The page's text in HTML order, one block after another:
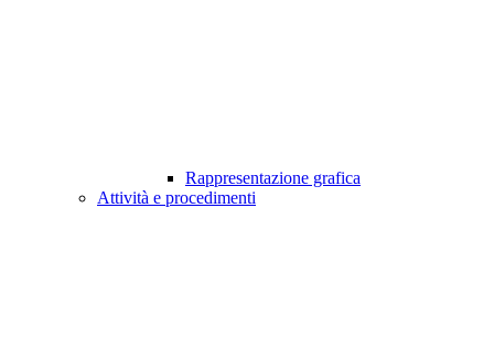
Rappresentazione grafica
Attività e procedimenti